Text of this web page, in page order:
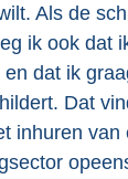
Als de
ik ook dat
en dat ik
Dat
inhuren van